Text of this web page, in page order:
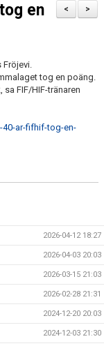
>
<
en
Fröjevi.
tog en poäng.
FIF/HIF-tränaren
ar-fifhif-tog-en-
2026-04-12 18:27
2026-04-03 20:03
2026-03-15 21:03
2026-02-28 21:31
2024-12-20 20:03
2024-12-03 21:30